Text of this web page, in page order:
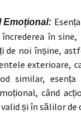
Emoțional:
în
de noi înșine,
exterioare,
similar,
când
și în sălilor